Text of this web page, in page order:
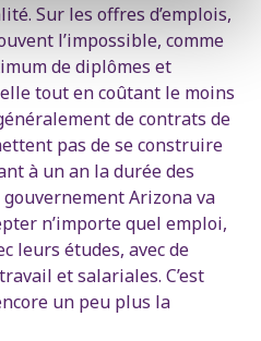
Sur les offres d’emplois,
l’impossible, comme
de diplômes et
tout en coûtant le moins
de contrats de
pas de se construire
à un an la durée des
Arizona va
n’importe quel emploi,
leurs études, avec de
et salariales. C’est
un peu plus la